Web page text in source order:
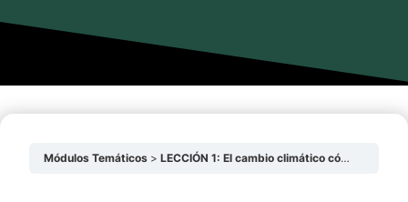
Módulos Temáticos LECCIÓN 1: El cambio climático cómo fenómeno global